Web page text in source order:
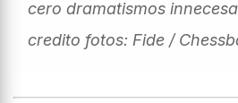
cero dramatismos
credito fotos: Fide /